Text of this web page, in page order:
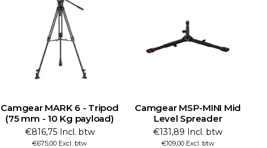
Camgear MARK 6 - Tripod
(75 mm - 10 Kg payload)
€816,75 Incl. btw
€675,00 Excl. btw
Camgear MSP-MINI Mid
Level Spreader
€131,89 Incl. btw
€109,00 Excl. btw